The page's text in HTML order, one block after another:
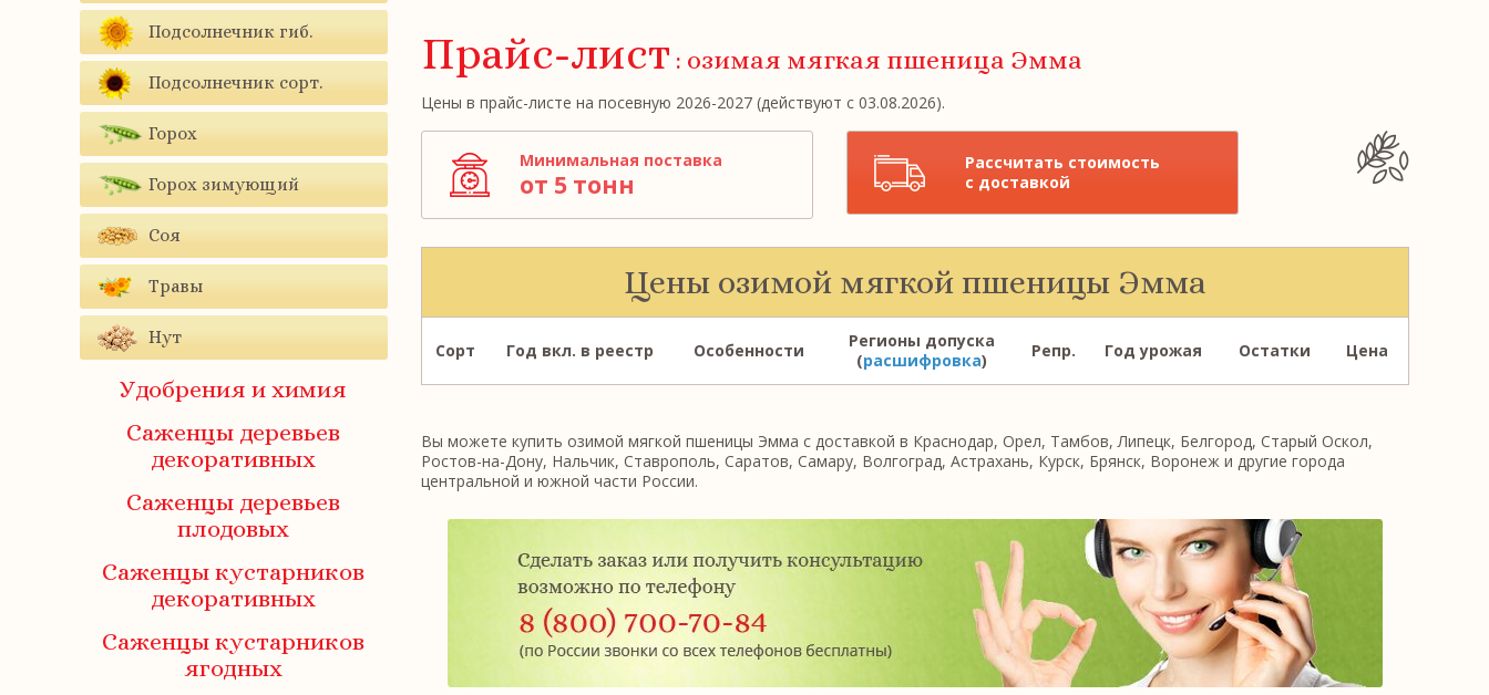
Подсолнечник гиб.
Подсолнечник сорт.
Горох
Горох зимующий
Соя
Травы
Нут
Удобрения и химия
Саженцы деревьев
декоративных
Саженцы деревьев
плодовых
Саженцы кустарников
декоративных
Саженцы кустарников
ягодных
Прайс-лист : озимая мягкая пшеница Эмма
Цены в прайс-листе на посевную 2026-2027 (действуют с 03.08.2026).
Минимальная поставка
от 5 тонн
Рассчитать стоимость
с доставкой
Цены озимой мягкой пшеницы Эмма
Сорт Год вкл. в реестр Особенности
Регионы допуска
(расшифровка) Репр. Год урожая Остатки Цена
Вы можете купить озимой мягкой пшеницы Эмма с доставкой в Краснодар, Орел, Тамбов, Липецк, Белгород, Старый Оскол,
Ростов-на-Дону, Нальчик, Ставрополь, Саратов, Самару, Волгоград, Астрахань, Курск, Брянск, Воронеж и другие города
центральной и южной части России.